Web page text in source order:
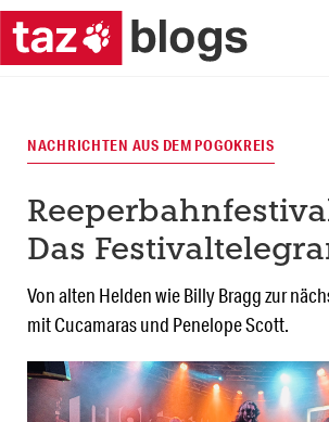
NACHRICHTEN AUS DEM POGOKREIS
Das
Von alten Helden wie Billy Bragg zur
mit Cucamaras und Penelope Scott.